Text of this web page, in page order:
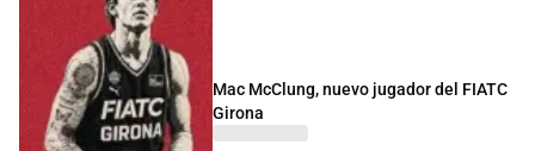
Mac McClung, nuevo jugador del FIATC
Girona